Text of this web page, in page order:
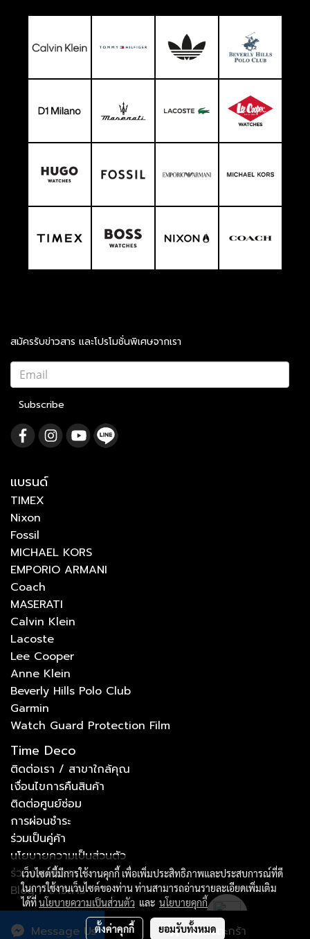
เพิ่มลงตะกร้า
Message Us
สมัครรับข่าวสาร และโปรโมชั่นพิเศษจากเรา
Subscribe
แบรนด์
TIMEX
Nixon
Fossil
MICHAEL KORS
EMPORIO ARMANI
Coach
MASERATI
Calvin Klein
Lacoste
Lee Cooper
Anne Klein
Beverly Hills Polo Club
Garmin
Watch Guard Protection Film
Time Deco
ติดต่อเรา / สาขาใกล้คุณ
เงื่อนไขการคืนสินค้า
ติดต่อศูนย์ซ่อม
การผ่อนชำระ
ร่วมเป็นคู่ค้า
นโยบายความเป็นส่วนตัว
ร่วมงานกับเรา
Blog / ข่าวสาร
เว็บไซต์นี้มีการใช้งานคุกกี้ เพื่อเพิ่มประสิทธิภาพและประสบการณ์ที่ดี
ในการใช้งานเว็บไซต์ของท่าน ท่านสามารถอ่านรายละเอียดเพิ่มเติม
ได้ที่นโยบายความเป็นส่วนตัว และ นโยบายคุกกี้
ตั้งค่าคุกกี้ ยอมรับทั้งหมด